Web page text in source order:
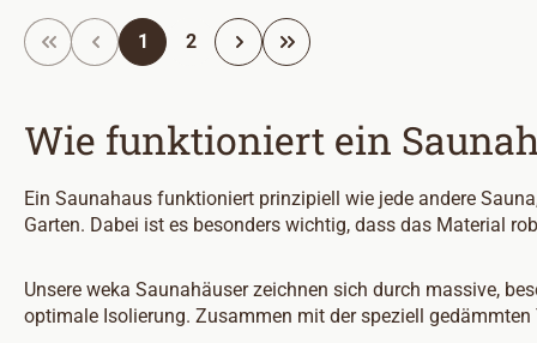
Seite
1 Seite
2
Wie funktioniert ein
Ein Saunahaus funktioniert prinzipiell wie jede andere
Garten. Dabei ist es besonders wichtig, dass das Material
Unsere weka Saunahäuser zeichnen sich durch massive,
optimale Isolierung. Zusammen mit der speziell